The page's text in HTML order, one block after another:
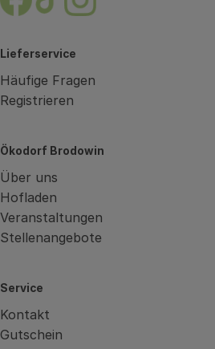
Lieferservice
Häufige Fragen
Registrieren
Ökodorf Brodowin
Über uns
Hofladen
Veranstaltungen
Stellenangebote
Service
Kontakt
Gutschein